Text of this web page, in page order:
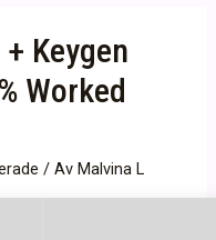
Keygen
Worked
/ Av Malvina L